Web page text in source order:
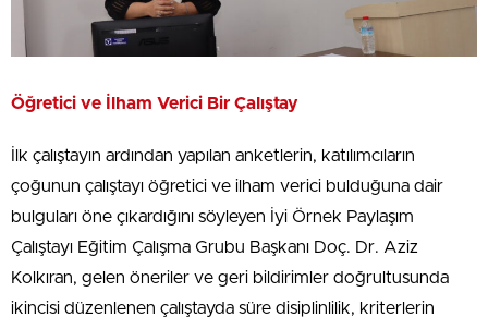
Öğretici ve İlham Verici Bir Çalıştay
İlk çalıştayın ardından yapılan anketlerin, katılımcıların
çoğunun çalıştayı öğretici ve ilham verici bulduğuna dair
bulguları öne çıkardığını söyleyen İyi Örnek Paylaşım
Çalıştayı Eğitim Çalışma Grubu Başkanı Doç. Dr. Aziz
Kolkıran, gelen öneriler ve geri bildirimler doğrultusunda
ikincisi düzenlenen çalıştayda süre disiplinlilik, kriterlerin